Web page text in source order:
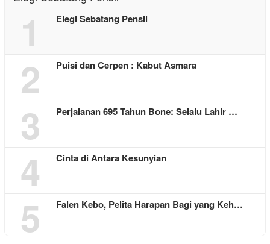
1 Elegi Sebatang Pensil
2 Puisi dan Cerpen : Kabut Asmara
3 Perjalanan 695 Tahun Bone: Selalu Lahir …
4 Cinta di Antara Kesunyian
5 Falen Kebo, Pelita Harapan Bagi yang Keh…